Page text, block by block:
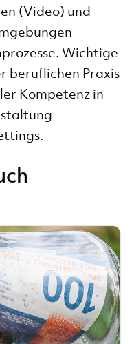
(Video) und
Wichtige
beruflichen Praxis
Kompetenz in